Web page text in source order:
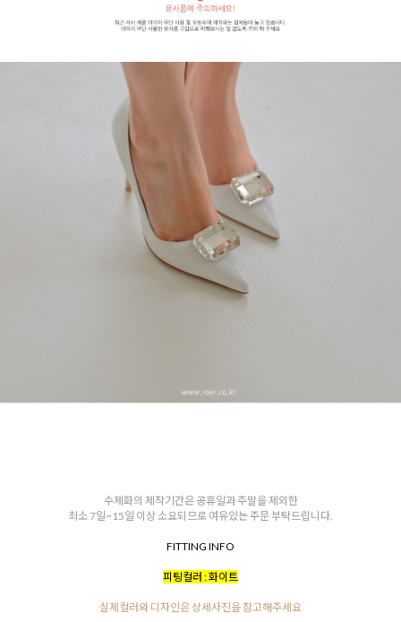
수제화의 제작기간은 공휴일과 주말을 제외한
최소 7일~15일 이상 소요되므로 여유있는 주문 부탁드립니다.
FITTING INFO
피팅컬러 : 화이트
실제컬러와 디자인은 상세사진을 참고해주세요